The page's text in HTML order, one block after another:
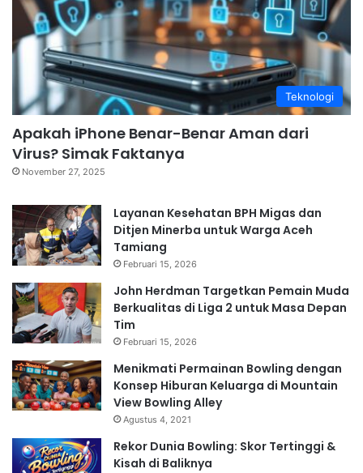
Teknologi
Apakah iPhone Benar-Benar Aman dari
Virus? Simak Faktanya
November 27, 2025
Layanan Kesehatan BPH Migas dan
Ditjen Minerba untuk Warga Aceh
Tamiang
Februari 15, 2026
John Herdman Targetkan Pemain Muda
Berkualitas di Liga 2 untuk Masa Depan
Tim
Februari 15, 2026
Menikmati Permainan Bowling dengan
Konsep Hiburan Keluarga di Mountain
View Bowling Alley
Agustus 4, 2021
Rekor Dunia Bowling: Skor Tertinggi &
Kisah di Baliknya